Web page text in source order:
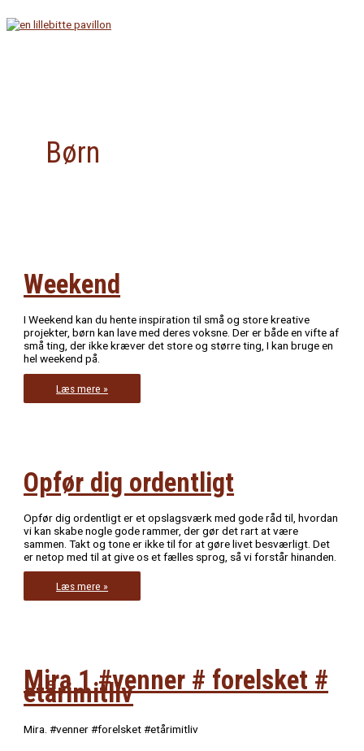
til
Børn
Weekend
I Weekend kan du hente inspiration til små og store kreative
projekter, børn kan lave med deres voksne. Der er både en vifte af
små ting, der ikke kræver det store og større ting, I kan bruge en
hel weekend på.
Weekend
Læs mere »
Opfør dig ordentligt
Opfør dig ordentligt er et opslagsværk med gode råd til, hvordan
vi kan skabe nogle gode rammer, der gør det rart at være
sammen. Takt og tone er ikke til for at gøre livet besværligt. Det
er netop med til at give os et fælles sprog, så vi forstår hinanden.
Opfør
dig
ordentligt
Læs mere »
Mira 1 #venner # forelsket #
etårimitliv
Mira. #venner #forelsket #etårimitliv